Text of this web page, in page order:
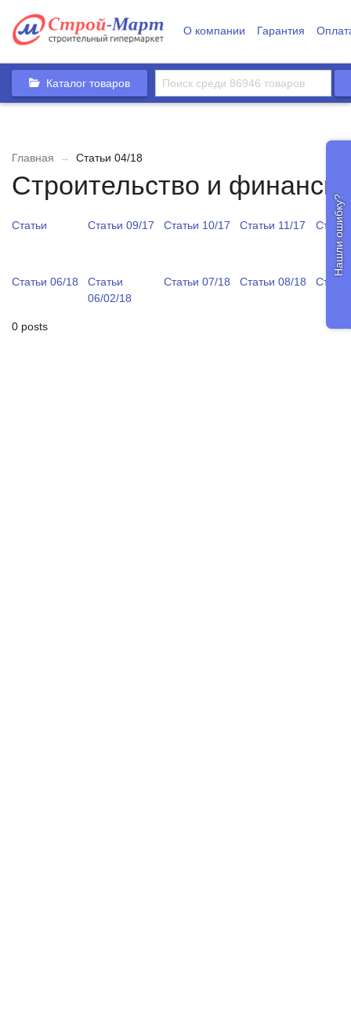
О компании Гарантия
Каталог товаров
Главная → Статьи 04/18
Строительство и финансы
Статьи Статьи 09/17 Статьи 10/17 Статьи 11/17
Статьи 06/18
Статьи
06/02/18
Статьи 07/18 Статьи 08/18
0 posts
Нашли ошибку?